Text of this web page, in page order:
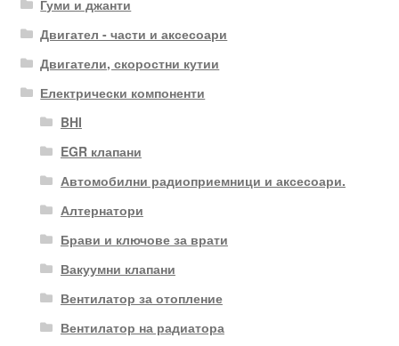
Гуми и джанти
Двигател - части и аксесоари
Двигатели, скоростни кутии
Електрически компоненти
BHI
EGR клапани
Автомобилни радиоприемници и аксесоари.
Алтернатори
Брави и ключове за врати
Вакуумни клапани
Вентилатор за отопление
Вентилатор на радиатора